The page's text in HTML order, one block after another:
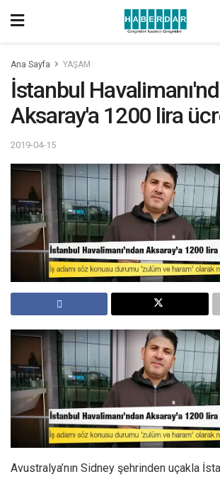
Ana Sayfa YAŞAM
İstanbul
Aksaray'a 1200 lira
2019-04-15
Avustralya’nın Sidney şehrinden uçakla